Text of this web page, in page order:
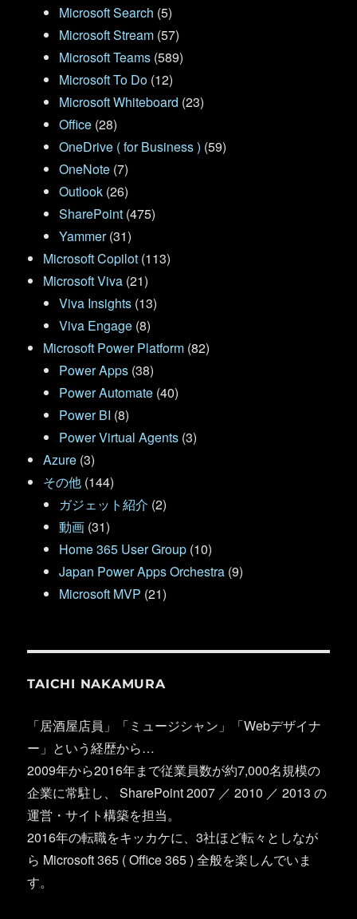
Microsoft Search (5)
Microsoft Stream (57)
Microsoft Teams (589)
Microsoft To Do (12)
Microsoft Whiteboard (23)
Office (28)
OneDrive ( for Business ) (59)
OneNote (7)
Outlook (26)
SharePoint (475)
Yammer(31)
Microsoft Copilot (113)
Microsoft Viva (21)
Viva Insights (13)
Viva Engage (8)
Microsoft Power Platform (82)
Power Apps (38)
Power Automate (40)
Power BI (8)
Power Virtual Agents (3)
Azure (3)
その他 (144)
ガジェット紹介 (2)
動画 (31)
Home 365 User Group (10)
Japan Power Apps Orchestra (9)
Microsoft MVP (21)
TAICHI NAKAMURA
「居酒屋店員」「ミュージシャン」「Webデザイナ
ー」という経歴から…
2009年から2016年まで従業員数が約7,000名規模の
企業に常駐し、 SharePoint 2007 ／ 2010 ／ 2013 の
運営・サイト構築を担当。
2016年の転職をキッカケに、3社ほど転々としなが
ら Microsoft 365 ( Office 365 ) 全般を楽しんでいま
す。